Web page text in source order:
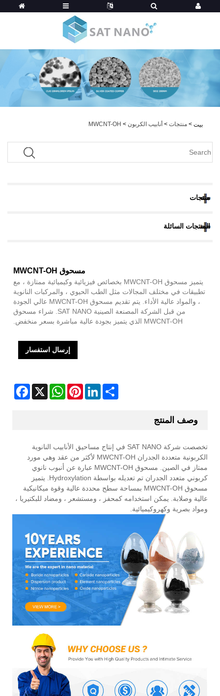
بيت > منتجات > أنابيب الكربون >
MWCNT-OH
منتجات
المنتجات السائلة
مسحوق MWCNT-OH
يتميز مسحوق MWCNT-OH بخصائص فيزيائية وكيميائية ممتازة ، مع
تطبيقات في مختلف المجالات مثل الطب الحيوي ، والمركبات النانوية
، والمواد عالية الأداء. يتم تقديم مسحوق MWCNT-OH عالي الجودة
من قبل الشركة المصنعة الصينية SAT NANO. شراء مسحوق
MWCNT-OH الذي يتميز بجودة عالية مباشرة بسعر منخفض.
إرسال استفسار
X
WhatsAppPinterestLinkedInShare
وصف المنتج
تخصصت شركة SAT NANO في إنتاج مساحيق الأنابيب النانوية
الكربونية متعددة الجدران MWCNT-OH لأكثر من عقد وهي مورد
ممتاز في الصين. مسحوق MWCNT-OH عبارة عن أنبوب نانوي
كربوني متعدد الجدران تم تعديله بواسطة Hydroxylation. يتميز
مسحوق MWCNT-OH بمساحة سطح محددة عالية وقوة ميكانيكية
عالية وصلابة. يمكن استخدامه كمحفز ، ومستشعر ، ومضاد للبكتيريا ،
ومواد بصرية وكهروكيميائية.